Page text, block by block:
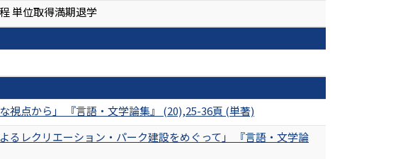
単位取得満期退学
視点から」 『言語・文学論集』 (20),25-36頁 (単著)
るレクリエーション・パーク建設をめぐって」 『言語・文学論